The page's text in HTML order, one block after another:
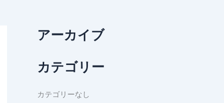
アーカイブ
カテゴリー
カテゴリーなし